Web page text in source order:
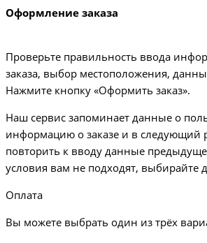
Оформление заказа
Проверьте правильность ввода
заказа, выбор местоположения,
Нажмите кнопку «Оформить заказ».
Наш сервис запоминает данные о
информацию о заказе и в следующий
повторить к вводу данные
условия вам не подходят, выбирайте
Оплата
Вы можете выбрать один из трёх